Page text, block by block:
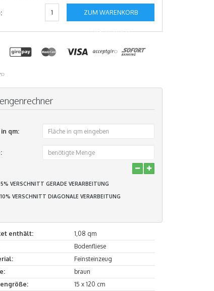
ZUM WARENKORB
HINZUFÜGEN
qm:
VERSCHNITT GERADE VERARBEITUNG
VERSCHNITT DIAGONALE VERARBEITUNG
enthält:
1,08 qm
Bodenfliese
Feinsteinzeug
braun
15 x 120 cm